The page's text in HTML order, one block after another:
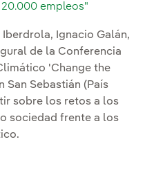
empleos"
Ignacio Galán,
de la Conferencia
'Change the
San Sebastián (País
sobre los retos a los
sociedad frente a los